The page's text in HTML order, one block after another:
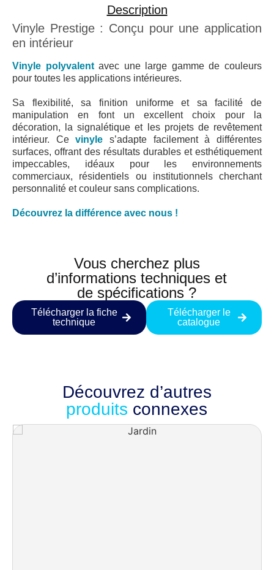
Description
Vinyle Prestige : Conçu pour une application
en intérieur
Vinyle polyvalentavec une large gamme de couleurs
pour toutes les applications intérieures.
Sa flexibilité, sa finition uniforme et sa facilité de
manipulation en font un excellent choix pour la
décoration, la signalétique et les projets de revêtement
intérieur. Cevinyle s’adapte facilement à différentes
surfaces, offrant des résultats durables et esthétiquement
impeccables, idéaux pour les environnements
commerciaux, résidentiels ou institutionnels cherchant
personnalité et couleur sans complications.
Découvrez la différence avec nous !
Vous cherchez plus
d’informations techniques et
de spécifications ?
Télécharger la fiche
technique
Télécharger le
catalogue
Découvrez d’autres
produits connexes